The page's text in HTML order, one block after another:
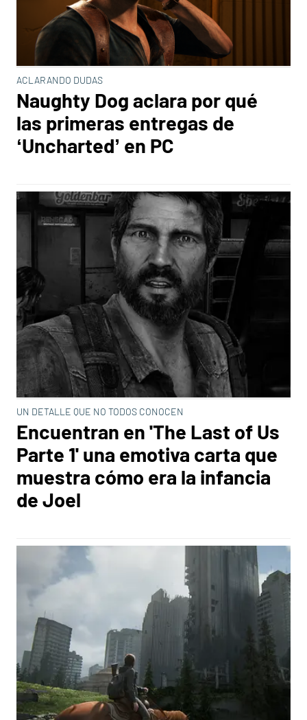
ACLARANDO DUDAS
Naughty Dog aclara por qué
las primeras entregas de
‘Uncharted’ en PC
UN DETALLE QUE NO TODOS CONOCEN
Encuentran en 'The Last of Us
Parte 1' una emotiva carta que
muestra cómo era la infancia
de Joel